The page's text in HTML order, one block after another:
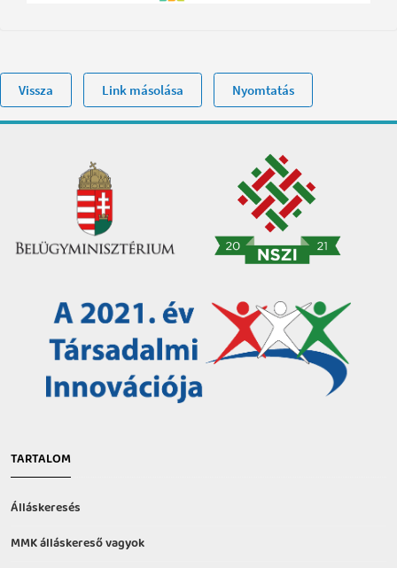
Vissza Link másolása Nyomtatás
TARTALOM
Álláskeresés
MMK álláskereső vagyok